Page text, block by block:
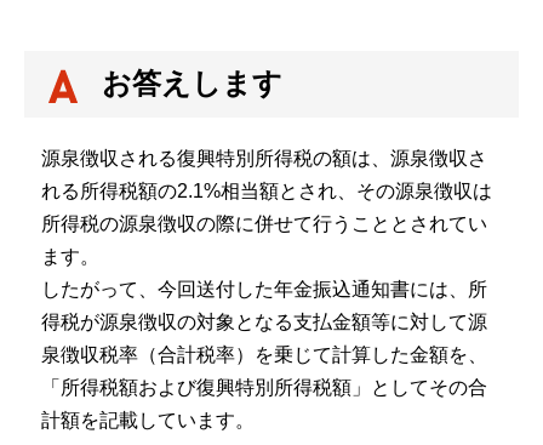
お答えします
源泉徴収される復興特別所得税の額は、源泉徴収さ
れる所得税額の2.1%相当額とされ、その源泉徴収は
所得税の源泉徴収の際に併せて行うこととされてい
ます。
したがって、今回送付した年金振込通知書には、所
得税が源泉徴収の対象となる支払金額等に対して源
泉徴収税率（合計税率）を乗じて計算した金額を、
「所得税額および復興特別所得税額」としてその合
計額を記載しています。